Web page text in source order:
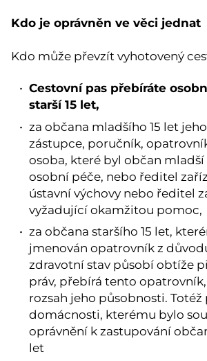
Kdo je oprávněn ve věci jednat
Kdo může převzít vyhotovený
Cestovní pas přebíráte
starší 15 let,
za občana mladšího 15 let
zástupce, poručník,
osoba, které byl občan mladší
osobní péče, nebo ředitel
ústavní výchovy nebo ředitel
vyžadující okamžitou pomoc,
za občana staršího 15 let,
jmenován opatrovník z
zdravotní stav působí obtíže
práv, přebírá tento
rozsah jeho působnosti.
domácnosti, kterému bylo
oprávnění k zastupování
let